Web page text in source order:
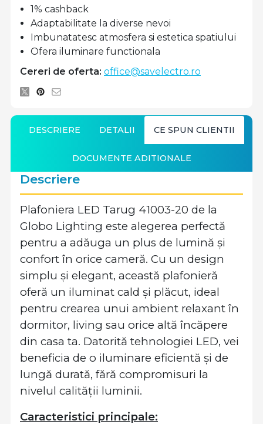
1% cashback
Adaptabilitate la diverse nevoi
Imbunatatesc atmosfera si estetica spatiului
Ofera iluminare functionala
Cereri de oferta: office@savelectro.ro
DESCRIERE DETALII CE SPUN CLIENTII
DOCUMENTE ADITIONALE
Descriere
Plafoniera LED Tarug 41003-20 de la
Globo Lighting este alegerea perfectă
pentru a adăuga un plus de lumină și
confort în orice cameră. Cu un design
simplu și elegant, această plafonieră
oferă un iluminat cald și plăcut, ideal
pentru crearea unui ambient relaxant în
dormitor, living sau orice altă încăpere
din casa ta. Datorită tehnologiei LED, vei
beneficia de o iluminare eficientă și de
lungă durată, fără compromisuri la
nivelul calității luminii.
Caracteristici principale: